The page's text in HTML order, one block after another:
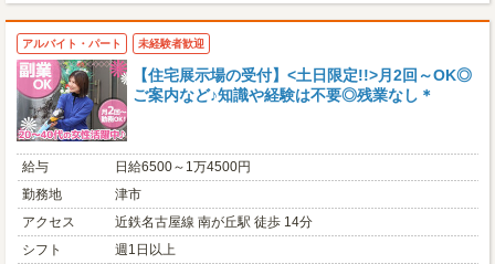
アルバイト・パート 未経験者歓迎
【住宅展示場の受付】<土日限定!!>月2回～OK◎
ご案内など♪知識や経験は不要◎残業なし＊
給与
日給6500～1万4500円
勤務地
津市
アクセス
近鉄名古屋線 南が丘駅 徒歩 14分
シフト
週1日以上